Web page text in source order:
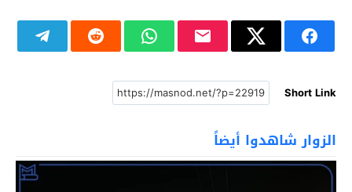
Short Link
الزوار شاهدوا أيضاً